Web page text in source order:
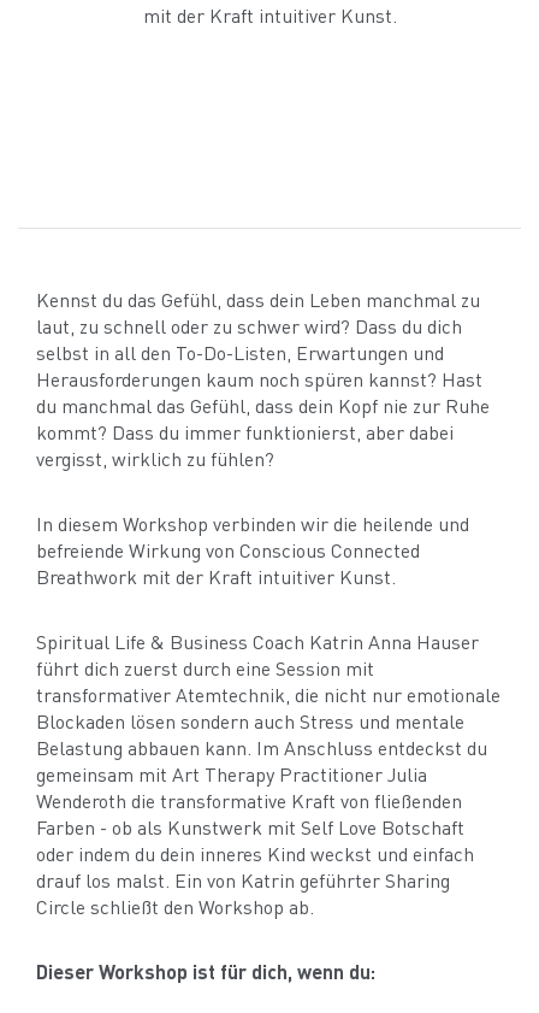
mit der Kraft intuitiver Kunst.
Kennst du das Gefühl, dass dein Leben manchmal zu
laut, zu schnell oder zu schwer wird? Dass du dich
selbst in all den To-Do-Listen, Erwartungen und
Herausforderungen kaum noch spüren kannst? Hast
du manchmal das Gefühl, dass dein Kopf nie zur Ruhe
kommt? Dass du immer funktionierst, aber dabei
vergisst, wirklich zu fühlen?
In diesem Workshop verbinden wir die heilende und
befreiende Wirkung von Conscious Connected
Breathwork mit der Kraft intuitiver Kunst.
Spiritual Life & Business Coach Katrin Anna Hauser
führt dich zuerst durch eine Session mit
transformativer Atemtechnik, die nicht nur emotionale
Blockaden lösen sondern auch Stress und mentale
Belastung abbauen kann. Im Anschluss entdeckst du
gemeinsam mit Art Therapy Practitioner Julia
Wenderoth die transformative Kraft von fließenden
Farben - ob als Kunstwerk mit Self Love Botschaft
oder indem du dein inneres Kind weckst und einfach
drauf los malst. Ein von Katrin geführter Sharing
Circle schließt den Workshop ab.
Dieser Workshop ist für dich, wenn du: